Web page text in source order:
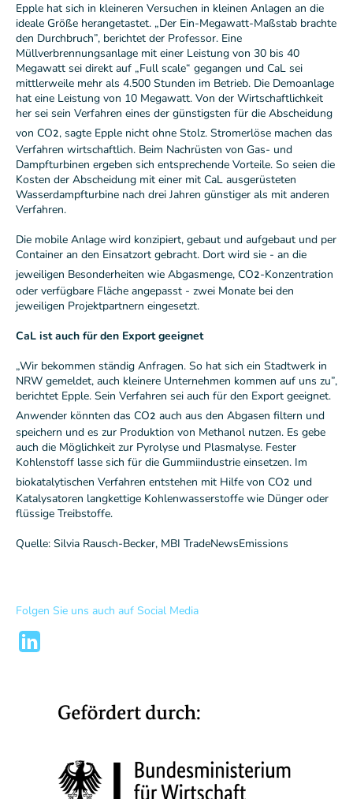
Epple hat sich in kleineren Versuchen in kleinen Anlagen an die
ideale Größe herangetastet. „Der Ein-Megawatt-Maßstab brachte
den Durchbruch”, berichtet der Professor. Eine
Müllverbrennungsanlage mit einer Leistung von 30 bis 40
Megawatt sei direkt auf „Full scale“ gegangen und CaL sei
mittlerweile mehr als 4.500 Stunden im Betrieb. Die Demoanlage
hat eine Leistung von 10 Megawatt. Von der Wirtschaftlichkeit
her sei sein Verfahren eines der günstigsten für die Abscheidung
von CO₂, sagte Epple nicht ohne Stolz. Stromerlöse machen das
Verfahren wirtschaftlich. Beim Nachrüsten von Gas- und
Dampfturbinen ergeben sich entsprechende Vorteile. So seien die
Kosten der Abscheidung mit einer mit CaL ausgerüsteten
Wasserdampfturbine nach drei Jahren günstiger als mit anderen
Verfahren.
Die mobile Anlage wird konzipiert, gebaut und aufgebaut und per
Container an den Einsatzort gebracht. Dort wird sie - an die
jeweiligen Besonderheiten wie Abgasmenge, CO₂-Konzentration
oder verfügbare Fläche angepasst - zwei Monate bei den
jeweiligen Projektpartnern eingesetzt.
CaL ist auch für den Export geeignet
„Wir bekommen ständig Anfragen. So hat sich ein Stadtwerk in
NRW gemeldet, auch kleinere Unternehmen kommen auf uns zu”,
berichtet Epple. Sein Verfahren sei auch für den Export geeignet.
Anwender könnten das CO₂ auch aus den Abgasen filtern und
speichern und es zur Produktion von Methanol nutzen. Es gebe
auch die Möglichkeit zur Pyrolyse und Plasmalyse. Fester
Kohlenstoff lasse sich für die Gummiindustrie einsetzen. Im
biokatalytischen Verfahren entstehen mit Hilfe von CO₂ und
Katalysatoren langkettige Kohlenwasserstoffe wie Dünger oder
flüssige Treibstoffe.
Quelle: Silvia Rausch-Becker, MBI TradeNewsEmissions
Folgen Sie uns auch auf Social Media